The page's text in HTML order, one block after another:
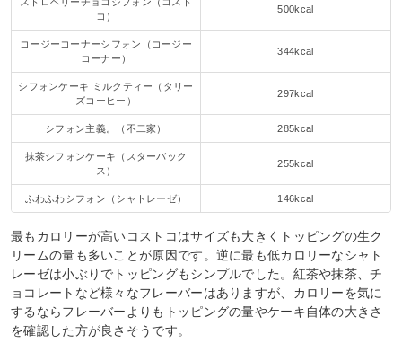
コ）
500kcal
コージーコーナーシフォン（コージー
コーナー）
344kcal
シフォンケーキ ミルクティー（タリー
ズコーヒー）
297kcal
シフォン主義。（不二家） 285kcal
抹茶シフォンケーキ（スターバック
ス）
255kcal
ふわふわシフォン（シャトレーゼ） 146kcal
最もカロリーが高いコストコはサイズも大きくトッピングの生ク
リームの量も多いことが原因です。逆に最も低カロリーなシャト
レーゼは小ぶりでトッピングもシンプルでした。紅茶や抹茶、チ
ョコレートなど様々なフレーバーはありますが、カロリーを気に
するならフレーバーよりもトッピングの量やケーキ自体の大きさ
を確認した方が良さそうです。